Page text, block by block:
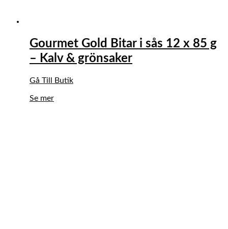
Gourmet Gold Bitar i sås 12 x 85 g
– Kalv & grönsaker
Gå Till Butik
Se mer